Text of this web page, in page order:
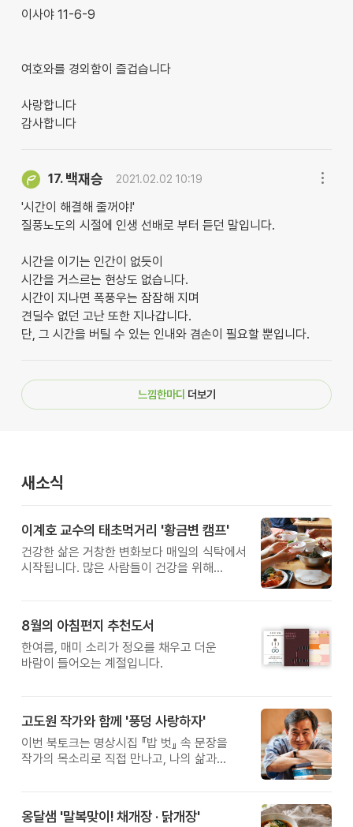
이사야 11-6-9
여호와를 경외함이 즐겁습니다
사랑합니다
감사합니다
17. 백재승 2021.02.02 10:19
'시간이 해결해 줄꺼야!'
질풍노도의 시절에 인생 선배로 부터 듣던 말입니다.
시간을 이기는 인간이 없듯이
시간을 거스르는 현상도 없습니다.
시간이 지나면 폭풍우는 잠잠해 지며
견딜수 없던 고난 또한 지나갑니다.
단, 그 시간을 버틸 수 있는 인내와 겸손이 필요할 뿐입니다.
느낌한마디 더보기
새소식
이계호 교수의 태초먹거리 '황금변 캠프'
건강한 삶은 거창한 변화보다 매일의 식탁에서
시작됩니다. 많은 사람들이 건강을 위해
받은 이계호 교수와 함께하는 태초먹거리
황금변 캠프
8월의 아침편지 추천도서
한여름, 매미 소리가 정오를 채우고 더운
바람이 들어오는 계절입니다.
고도원 작가와 함께 '풍덩 사랑하자'
이번 북토크는 명상시집 『밥 벗』 속 문장을
작가의 목소리로 직접 만나고, 나의 삶과
옹달샘 '말복맞이! 채개장 · 닭개장'